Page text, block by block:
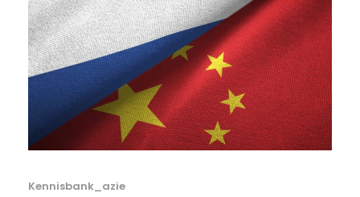
Kennisbank_azie